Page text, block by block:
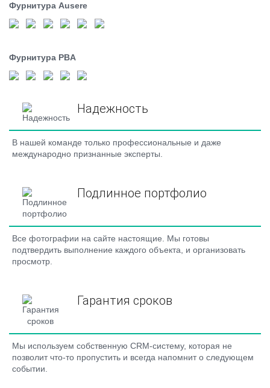
Фурнитура Ausere
Фурнитура PBA
Надежность
В нашей команде только профессиональные и даже
международно признанные эксперты.
Подлинное портфолио
Все фотографии на сайте настоящие. Мы готовы
подтвердить выполнение каждого объекта, и организовать
просмотр.
Гарантия сроков
Мы используем собственную CRM-систему, которая не
позволит что-то пропустить и всегда напомнит о следующем
событии.